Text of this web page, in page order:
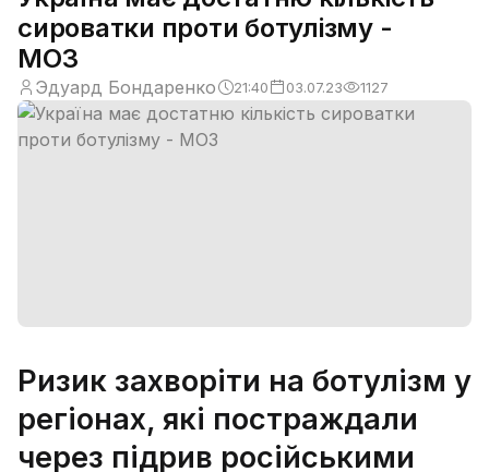
сироватки проти ботулізму -
МОЗ
Эдуард Бондаренко 21:40 03.07.23 1127
Ризик захворіти на ботулізм у
регіонах, які постраждали
через підрив російськими